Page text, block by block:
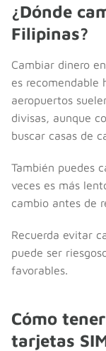
¿Dónde
Filipinas?
Cambiar dinero
es recomendable
aeropuertos
divisas, aunque
buscar casas de
También puedes
veces es más
cambio antes de
Recuerda evitar
puede ser
favorables.
Cómo
tarjetas